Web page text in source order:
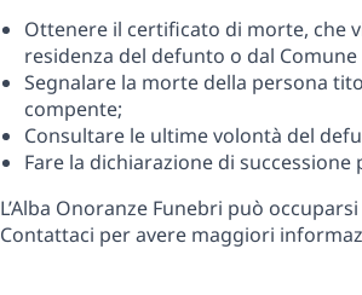
Ottenere il certificato di morte, che
residenza del defunto o dal
Segnalare la morte della persona
compente;
Consultare le ultime volontà del
Fare la dichiarazione di
L’Alba Onoranze Funebri può
Contattaci per avere maggiori